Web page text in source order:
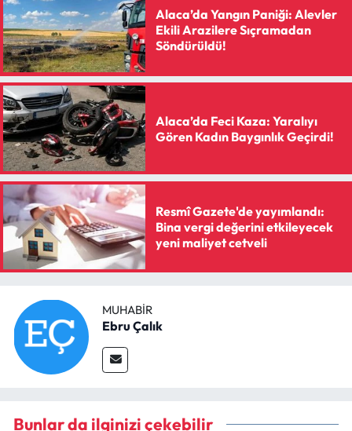
Alaca’da Yangın Paniği: Alevler
Ekili Arazilere Sıçramadan
Söndürüldü!
Alaca’da Feci Kaza: Yaralıyı
Gören Kadın Baygınlık Geçirdi!
Resmî Gazete'de yayımlandı:
Bina vergi değerini etkileyecek
yeni maliyet cetveli
MUHABIR
Ebru Çalık
Bunlar da ilginizi çekebilir
Resmi Reklam
Sağlık
Siyaset
Spor
Sungurlu Haberleri
Turizm
Uğurludağ Haberleri
Yayla Haber
Yemek Tarifleri